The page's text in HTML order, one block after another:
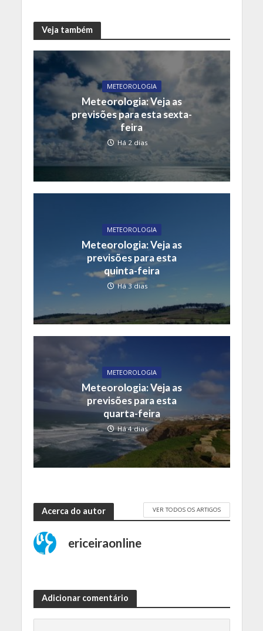
Veja também
METEOROLOGIA
Meteorologia: Veja as
previsões para esta sexta-
feira
Há 2 dias
METEOROLOGIA
Meteorologia: Veja as
previsões para esta
quinta-feira
Há 3 dias
METEOROLOGIA
Meteorologia: Veja as
previsões para esta
quarta-feira
Há 4 dias
Acerca do autor VER TODOS OS ARTIGOS
ericeiraonline
Adicionar comentário